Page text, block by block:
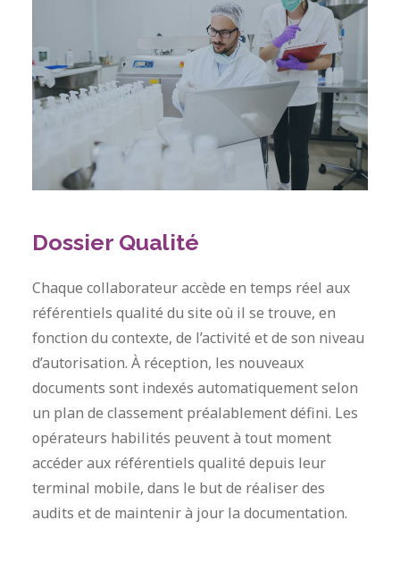
Dossier Qualité
Chaque collaborateur accède en temps réel aux
référentiels qualité du site où il se trouve, en
fonction du contexte, de l’activité et de son niveau
d’autorisation. À réception, les nouveaux
documents sont indexés automatiquement selon
un plan de classement préalablement défini. Les
opérateurs habilités peuvent à tout moment
accéder aux référentiels qualité depuis leur
terminal mobile, dans le but de réaliser des
audits et de maintenir à jour la documentation.